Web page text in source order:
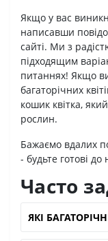
Якщо у вас
написавши
сайті. Ми з
підходящим
питаннях! Якщо
багаторічних
кошик квітка,
рослин.
Бажаємо вдалих
- будьте готові
Часто
ЯКІ